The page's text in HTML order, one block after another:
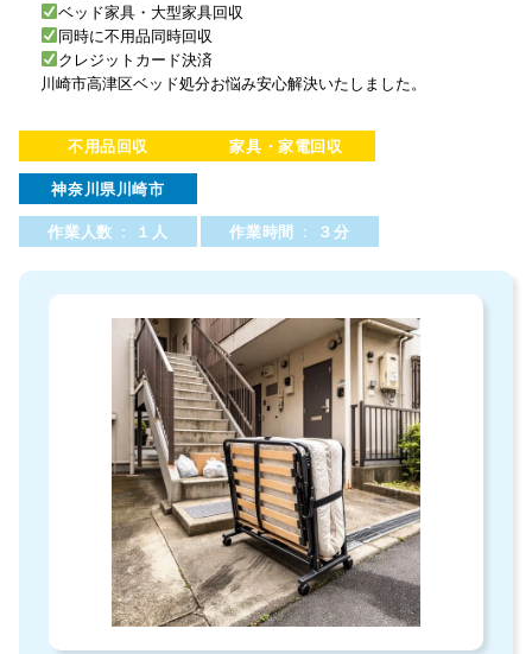
ベッド家具・大型家具回収
同時に不用品同時回収
クレジットカード決済
川崎市高津区ベッド処分お悩み安心解決いたしました。
不用品回収
家具・家電回収
神奈川県川崎市
作業人数 : １人
作業時間 : ３分